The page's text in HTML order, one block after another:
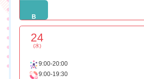
B
24
(水)
9:00-20:00
9:00-19:30